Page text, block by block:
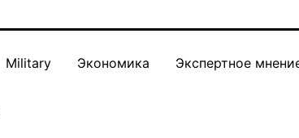
Military Экономика Экспертное